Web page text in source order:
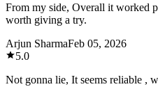
From my side, Overall it worked
worth giving a try.
Arjun SharmaFeb 05, 2026
5.0
Not gonna lie, It seems reliable ,